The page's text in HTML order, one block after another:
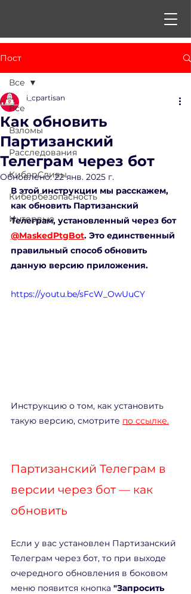
Пост
Все
Взломы
Расследования
КиберСливы
Кибербезопасность
Интервью
Все
Как обновить
Партизанский
Телеграм через бот
i_cpartisan
Обновлено:22 янв. 2025 г.
В этой инструкции мы расскажем,
как обновить Партизанский
Телеграм, установленный через бот
@MaskedPtgBot. Это единственный
правильный способ обновить
данную версию приложения.
https://youtu.be/sFcW_OwUuCY
Инструкцию о том, как установить
такую версию, смотрите по ссылке.
Партизанский Телеграм в
версии через бот — как
обновить
Если у вас установлен Партизанский
Телеграм через бот, то при выходе
очередного обновления в боковом
меню появится кнопка "Запросить